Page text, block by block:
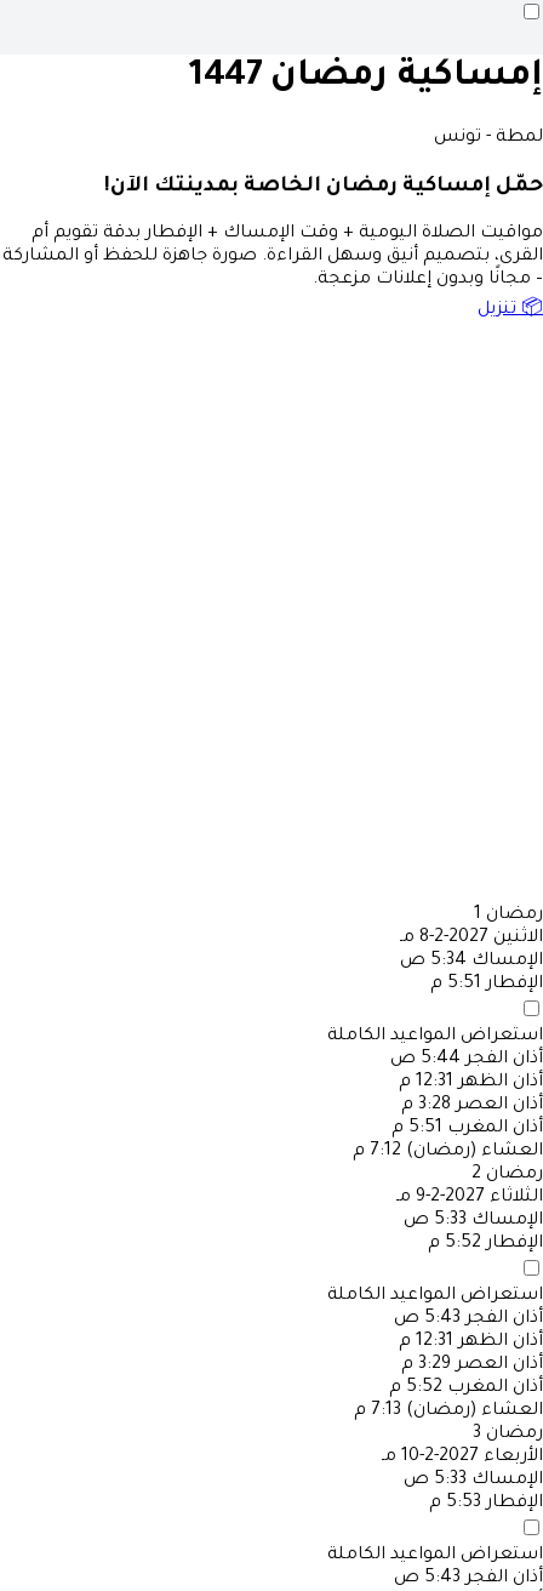
إمساكية رمضان 1447
لمطة - تونس
حمّل إمساكية رمضان الخاصة بمدينتك الآن!
مواقيت الصلاة اليومية + وقت الإمساك + الإفطار بدقة تقويم أم
القرى، بتصميم أنيق وسهل القراءة. صورة جاهزة للحفظ أو المشاركة
– مجانًا وبدون إعلانات مزعجة.
📦 تنزيل
رمضان 1
الاثنين 2027-2-8 مـ
الإمساك 5:34 ص
الإفطار 5:51 م
استعراض المواعيد الكاملة
أذان الفجر 5:44 ص
أذان الظهر 12:31 م
أذان العصر 3:28 م
أذان المغرب 5:51 م
العشاء (رمضان) 7:12 م
رمضان 2
الثلاثاء 2027-2-9 مـ
الإمساك 5:33 ص
الإفطار 5:52 م
استعراض المواعيد الكاملة
أذان الفجر 5:43 ص
أذان الظهر 12:31 م
أذان العصر 3:29 م
أذان المغرب 5:52 م
العشاء (رمضان) 7:13 م
رمضان 3
الأربعاء 2027-2-10 مـ
الإمساك 5:33 ص
الإفطار 5:53 م
استعراض المواعيد الكاملة
أذان الفجر 5:43 ص